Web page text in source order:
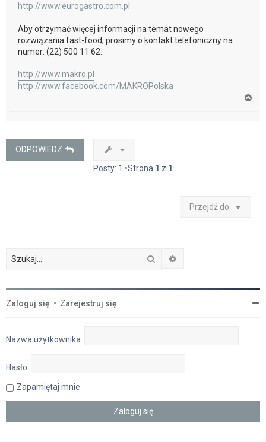
http://www.eurogastro.com.pl
Aby otrzymać więcej informacji na temat nowego
rozwiązania fast-food, prosimy o kontakt telefoniczny na
numer: (22) 500 11 62.
http://www.makro.pl
http://www.facebook.com/MAKROPolska
ODPOWIEDZ
Posty: 1 •Strona 1 z 1
Przejdź do
Szukaj
Zaloguj się • Zarejestruj się
Nazwa użytkownika:
Hasło:
Zapamiętaj mnie